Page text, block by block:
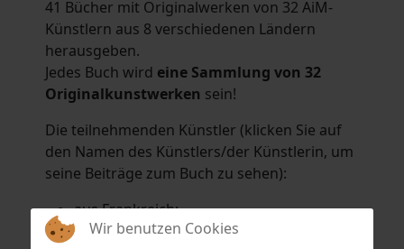
41 Bücher mit Originalwerken von 32 AiM-
Künstlern aus 8 verschiedenen Ländern
herausgeben.
Jedes Buch wird eine Sammlung von 32
Originalkunstwerken sein!
Die teilnehmenden Künstler (klicken Sie auf
den Namen des Künstlers/der Künstlerin, um
seine Beiträge zum Buch zu sehen):
aus Frankreich:
Hélène Argo,Didier Bonnot
Wir benutzen Cookies